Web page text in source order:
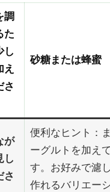
調
た
し
え
さ
砂糖または蜂蜜
が
し
さ
便利なヒント：
ーグルトを加え
す。お好みで濾
作れるバリエー